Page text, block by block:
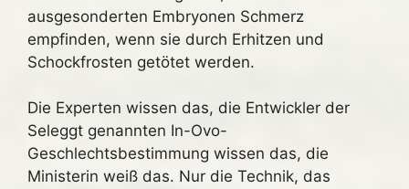
ausgesonderten Embryonen Schmerz
empfinden, wenn sie durch Erhitzen und
Schockfrosten getötet werden.
Die Experten wissen das, die Entwickler der
Seleggt genannten In-Ovo-
Geschlechtsbestimmung wissen das, die
Ministerin weiß das. Nur die Technik, das